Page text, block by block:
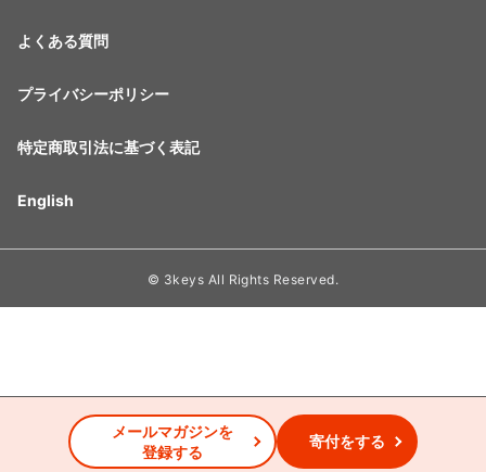
よくある質問
プライバシーポリシー
特定商取引法に基づく表記
English
© 3keys All Rights Reserved.
メールマガジンを
登録する
寄付をする